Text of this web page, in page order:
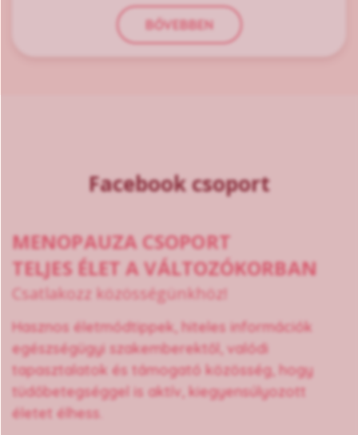
BŐVEBBEN
Facebook csoport
MENOPAUZA CSOPORT
TELJES ÉLET A VÁLTOZÓKORBAN
Csatlakozz közösségünkhöz!
Hasznos életmódtippek, hiteles információk
egészségügyi szakemberektől, valódi
tapasztalatok és támogató közösség, hogy
tüdőbetegséggel is aktív, kiegyensúlyozott
életet élhess.